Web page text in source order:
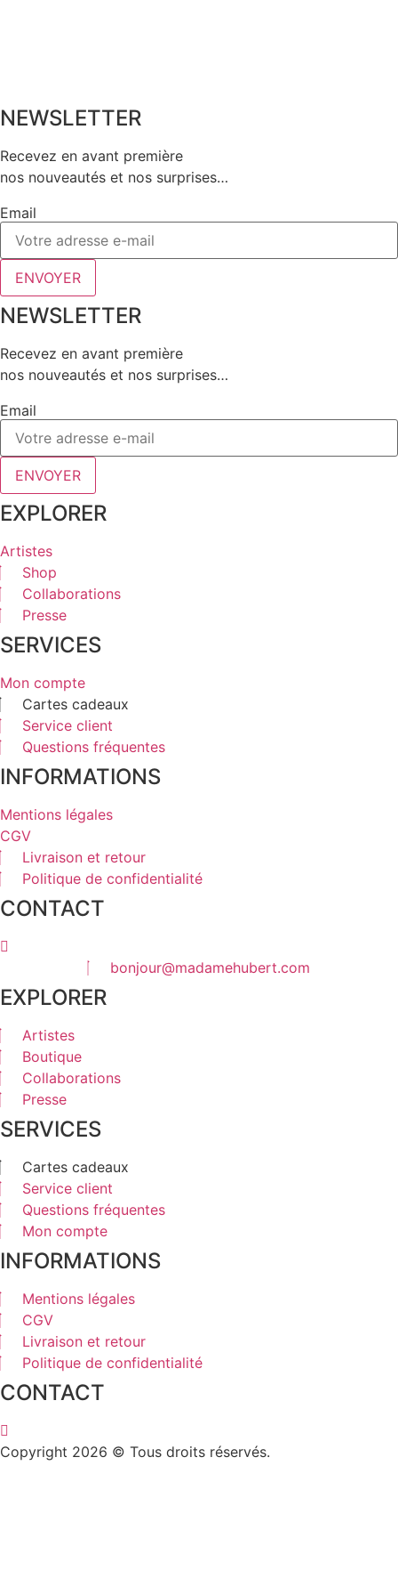
NEWSLETTER
Recevez en avant première
nos nouveautés et nos surprises…
Email
ENVOYER
NEWSLETTER
Recevez en avant première
nos nouveautés et nos surprises…
Email
ENVOYER
EXPLORER
Artistes
Shop
Collaborations
Presse
SERVICES
Mon compte
Cartes cadeaux
Service client
Questions fréquentes
INFORMATIONS
Mentions légales
CGV
Livraison et retour
Politique de confidentialité
CONTACT
bonjour@madamehubert.com
EXPLORER
Artistes
Boutique
Collaborations
Presse
SERVICES
Cartes cadeaux
Service client
Questions fréquentes
Mon compte
INFORMATIONS
Mentions légales
CGV
Livraison et retour
Politique de confidentialité
CONTACT
Copyright 2026 © Tous droits réservés.